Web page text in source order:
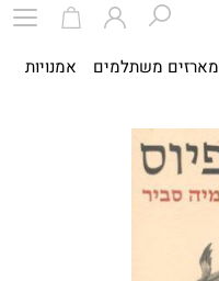
מארזים משתלמים אמנויות